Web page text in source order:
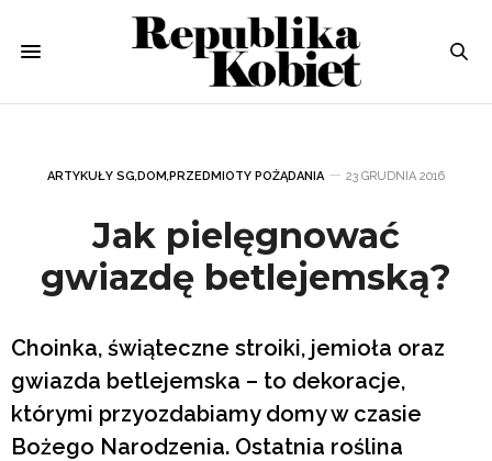
ARTYKUŁY SG,DOM,PRZEDMIOTY POŻĄDANIA 23 GRUDNIA 2016
Jak pielęgnować
gwiazdę betlejemską?
Choinka, świąteczne stroiki, jemioła oraz
gwiazda betlejemska – to dekoracje,
którymi przyozdabiamy domy w czasie
Bożego Narodzenia. Ostatnia roślina